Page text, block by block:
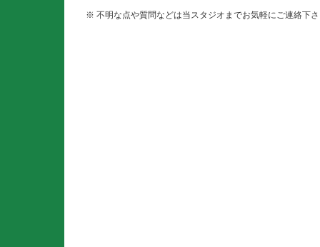
※ 不明な点や質問などは当スタジオまでお気軽にご連絡下